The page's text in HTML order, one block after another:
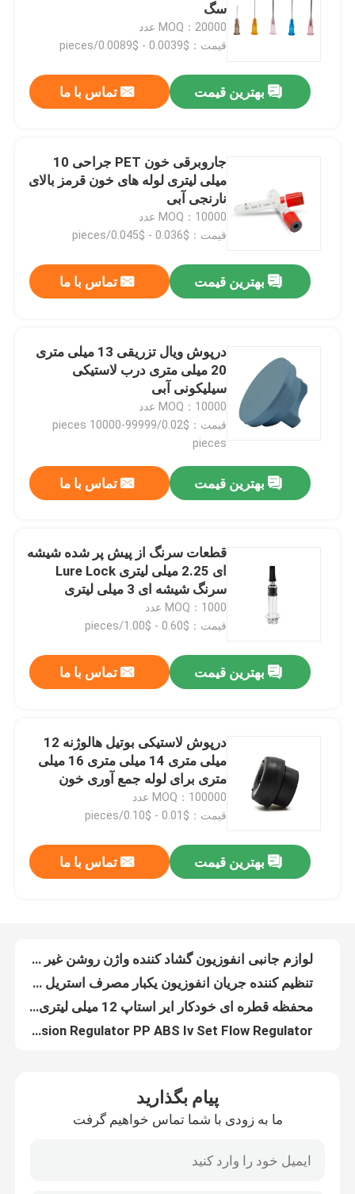
محصولات
کارخانه تور
تماس با ما
درخواست نقل قول
سگ
MOQ：20000 عدد
قیمت：$0.0039 - $0.0089/pieces
بهترین قیمت تماس با ما
جاروبرقی خون PET جراحی 10
میلی لیتری لوله های خون قرمز بالای
نارنجی آبی
MOQ：10000 عدد
قیمت：$0.036 - $0.045/pieces
بهترین قیمت تماس با ما
درپوش ویال تزریقی 13 میلی متری
20 میلی متری درب لاستیکی
سیلیکونی آبی
MOQ：10000 عدد
قیمت：$0.02/pieces 10000-99999
pieces
بهترین قیمت تماس با ما
قطعات سرنگ از پیش پر شده شیشه
ای 2.25 میلی لیتری Lure Lock
سرنگ شیشه ای 3 میلی لیتری
MOQ：1000 عدد
قیمت：$0.60 - $1.00/pieces
بهترین قیمت تماس با ما
درپوش لاستیکی بوتیل هالوژنه 12
میلی متری 14 میلی متری 16 میلی
متری برای لوله جمع آوری خون
MOQ：100000 عدد
قیمت：$0.01 - $0.10/pieces
بهترین قیمت تماس با ما
7 میلی لیتر 8 میلی لیتر 10 میلی لیتر ست تزریق یکبار مصرف لوازم جانبی تزریق با محفظه قطره ای
محفظه قطره ای 8 میلی لیتری 10 میلی لیتری 12 میلی لیتری IV برای ریزش یکنواخت و تهویه هدف
20 Drops 60 Drops Microdrip Chamber Iv Tubing Drip Chamber
1.5 میلی لیتر 2.25 میلی لیتر 3 میلی لیتر 5 میلی لیتر قطعات سرنگ از پیش پر شده 1 میلی لیتر سرنگ انسولین تایید CE
پیام بگذارید
ما به زودی با شما تماس خواهیم گرفت